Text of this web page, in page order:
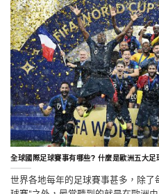
世界各地每年的足球賽事甚多，除